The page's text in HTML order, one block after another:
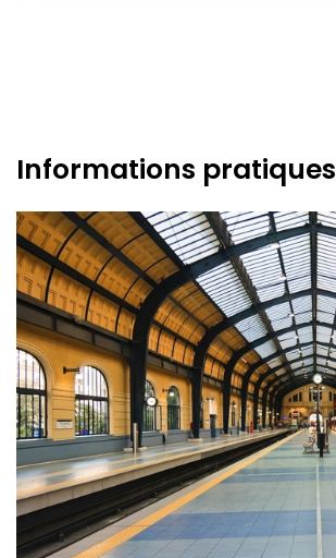
Informations pratiques